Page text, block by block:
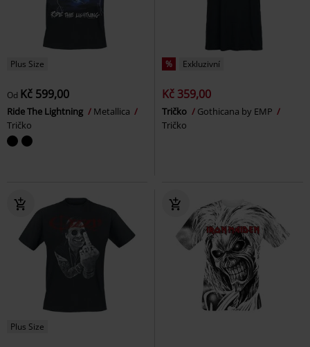
Plus Size
Od Kč 599,00
Ride The Lightning
Metallica
Tričko
% Exkluzivní
Kč 359,00
Tričko
Gothicana by EMP
Tričko
Plus Size